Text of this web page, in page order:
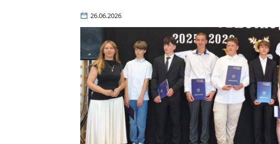
26.06.2026